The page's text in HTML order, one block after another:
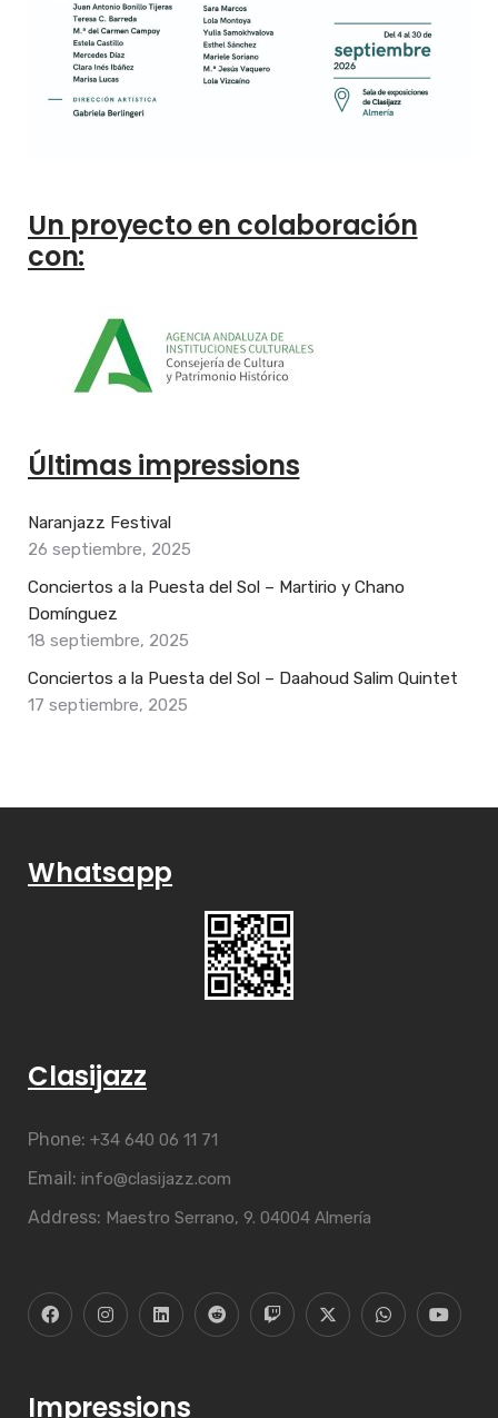
Un proyecto en colaboración
con:
Últimas impressions
Naranjazz Festival
26 septiembre, 2025
Conciertos a la Puesta del Sol – Martirio y Chano
Domínguez
18 septiembre, 2025
Conciertos a la Puesta del Sol – Daahoud Salim Quintet
17 septiembre, 2025
Whatsapp
Clasijazz
Phone: +34 640 06 11 71
Email: info@clasijazz.com
Address: Maestro Serrano, 9. 04004 Almería
Impressions